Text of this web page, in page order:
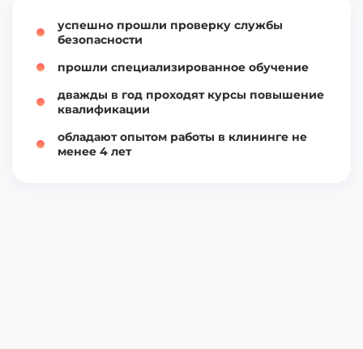
успешно прошли проверку службы
безопасности
прошли специализированное обучение
дважды в год проходят курсы повышение
квалификации
обладают опытом работы в клининге не
менее 4 лет